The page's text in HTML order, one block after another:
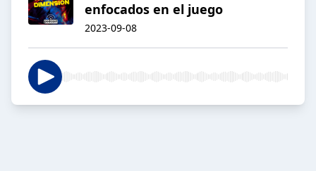
enfocados en el juego
2023-09-08